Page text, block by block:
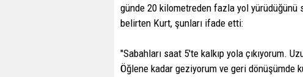
günde 20 kilometreden fazla yol yürüdüğünü
belirten Kurt, şunları ifade etti:
"Sabahları saat 5'te kalkıp yola çıkıyorum.
Öğlene kadar geziyorum ve geri dönüşümde